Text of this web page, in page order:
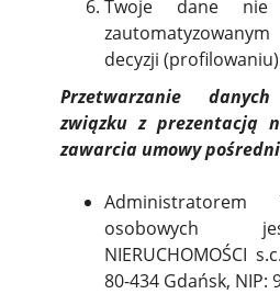
Twoje dane nie
decyzji
Przetwarzanie
związku z prezentacją
zawarcia umowy
Administratorem
osobowych
NIERUCHOMOŚCI
80-434 Gdańsk, NIP: